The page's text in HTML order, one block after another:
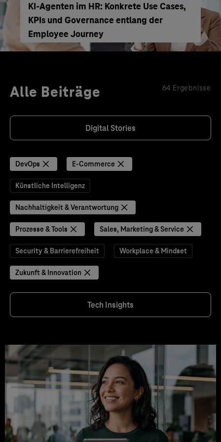
KI‑Agenten im HR: Konkrete Use Cases,
KPIs und Governance entlang der
Employee Journey
Alle Beiträge 64 Ergebnisse
Digital Stories
DevOps E-Commerce
Künstliche Intelligenz
Nachhaltigkeit & Verantwortung
Prozesse & Tools Sales, Marketing & Service
Security & Barrierefreiheit Workplace & Mindset
Zukunft & Innovation
Tech Insights